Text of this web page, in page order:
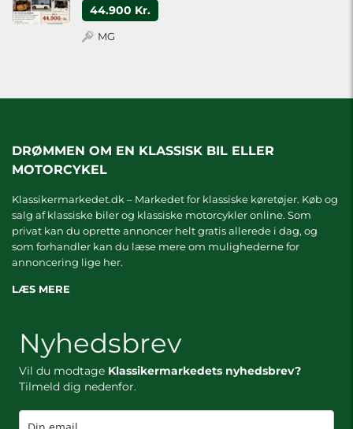
44.900 Kr.
MG
DRØMMEN OM EN KLASSISK BIL ELLER
MOTORCYKEL
Klassikermarkedet.dk – Markedet for klassiske køretøjer. Køb og
salg af klassiske biler og klassiske motorcykler online. Som
privat kan du oprette annoncer helt gratis allerede i dag, og
som forhandler kan du læse mere om mulighederne for
annoncering lige her.
LÆS MERE
Nyhedsbrev
Vil du modtage Klassikermarkedets nyhedsbrev?
Tilmeld dig nedenfor.